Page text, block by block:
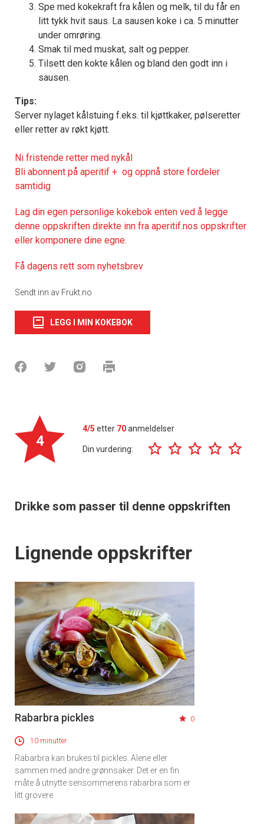
Spe med kokekraft fra kålen og melk, til du får en
litt tykk hvit saus. La sausen koke i ca. 5 minutter
under omrøring.
Smak til med muskat, salt og pepper.
Tilsett den kokte kålen og bland den godt inn i
sausen.
Tips:
Server nylaget kålstuing f.eks. til kjøttkaker, pølseretter
eller retter av røkt kjøtt.
Ni fristende retter med nykål
Bli abonnent på aperitif + og oppnå store fordeler
samtidig
Lag din egen personlige kokebok enten ved å legge
denne oppskriften direkte inn fra aperitif.nos oppskrifter
eller komponere dine egne.
Få dagens rett som nyhetsbrev
Sendt inn av Frukt.no
LEGG I MIN KOKEBOK
4
4/5 etter 70anmeldelser
Din vurdering:
Drikke som passer til denne oppskriften
Lignende oppskrifter
Rabarbra pickles 0
10 minutter
Rabarbra kan brukes til pickles. Alene eller
sammen med andre grønnsaker. Det er en fin
måte å utnytte sensommerens rabarbra som er
litt grovere.